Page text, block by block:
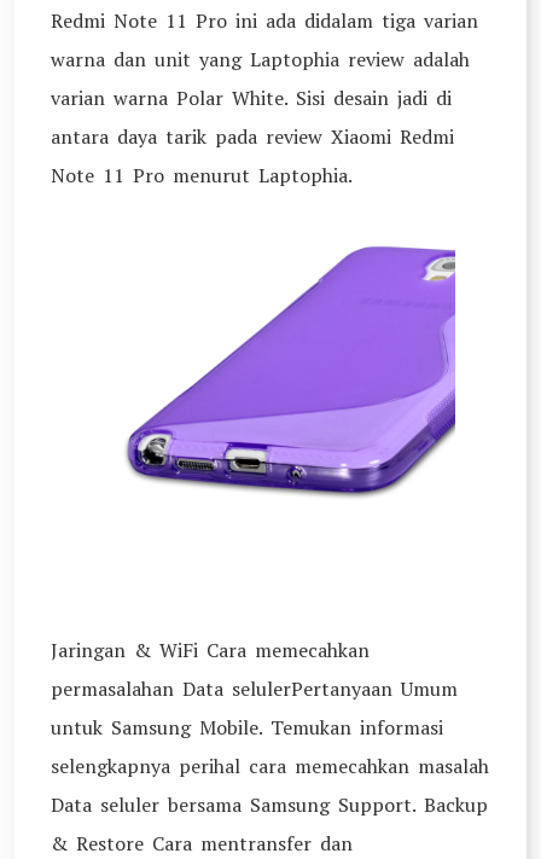
Redmi Note 11 Pro ini ada didalam tiga varian
warna dan unit yang Laptophia review adalah
varian warna Polar White. Sisi desain jadi di
antara daya tarik pada review Xiaomi Redmi
Note 11 Pro menurut Laptophia.
Jaringan & WiFi Cara memecahkan
permasalahan Data selulerPertanyaan Umum
untuk Samsung Mobile. Temukan informasi
selengkapnya perihal cara memecahkan masalah
Data seluler bersama Samsung Support. Backup
& Restore Cara mentransfer dan